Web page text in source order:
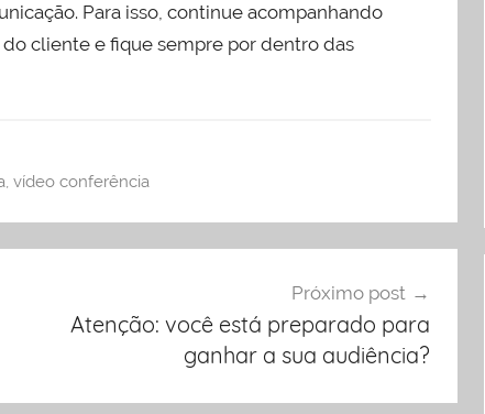
Para isso, continue acompanhando
cliente e fique sempre por dentro das
, vídeo conferência
Próximo post
Atenção: você está preparado para
ganhar a sua audiência?